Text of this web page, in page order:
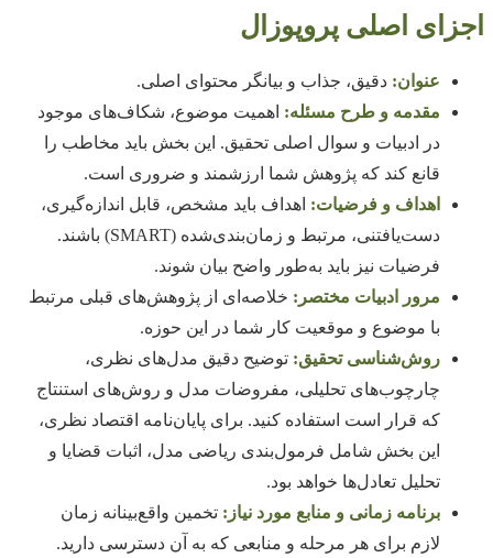
اجزای اصلی پروپوزال
عنوان: دقیق، جذاب و بیانگر محتوای اصلی.
مقدمه و طرح مسئله: اهمیت موضوع، شکاف‌های موجود
در ادبیات و سوال اصلی تحقیق. این بخش باید مخاطب را
قانع کند که پژوهش شما ارزشمند و ضروری است.
اهداف و فرضیات: اهداف باید مشخص، قابل اندازه‌گیری،
دست‌یافتنی، مرتبط و زمان‌بندی‌شده (SMART) باشند.
فرضیات نیز باید به‌طور واضح بیان شوند.
مرور ادبیات مختصر: خلاصه‌ای از پژوهش‌های قبلی مرتبط
با موضوع و موقعیت کار شما در این حوزه.
روش‌شناسی تحقیق: توضیح دقیق مدل‌های نظری،
چارچوب‌های تحلیلی، مفروضات مدل و روش‌های استنتاج
که قرار است استفاده کنید. برای پایان‌نامه اقتصاد نظری،
این بخش شامل فرمول‌بندی ریاضی مدل، اثبات قضایا و
تحلیل تعادل‌ها خواهد بود.
برنامه زمانی و منابع مورد نیاز: تخمین واقع‌بینانه زمان
لازم برای هر مرحله و منابعی که به آن دسترسی دارید.